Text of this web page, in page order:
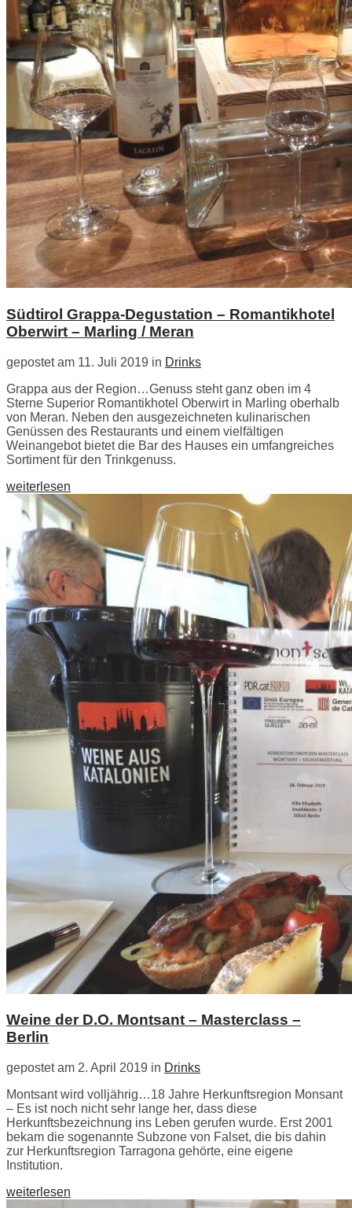
Südtirol Grappa-Degustation – Romantikhotel
Oberwirt – Marling / Meran
gepostet am 11. Juli 2019 in Drinks
Grappa aus der Region…Genuss steht ganz oben im 4
Sterne Superior Romantikhotel Oberwirt in Marling oberhalb
von Meran. Neben den ausgezeichneten kulinarischen
Genüssen des Restaurants und einem vielfältigen
Weinangebot bietet die Bar des Hauses ein umfangreiches
Sortiment für den Trinkgenuss.
weiterlesen
Weine der D.O. Montsant – Masterclass –
Berlin
gepostet am 2. April 2019 in Drinks
Montsant wird volljährig…18 Jahre Herkunftsregion Monsant
– Es ist noch nicht sehr lange her, dass diese
Herkunftsbezeichnung ins Leben gerufen wurde. Erst 2001
bekam die sogenannte Subzone von Falset, die bis dahin
zur Herkunftsregion Tarragona gehörte, eine eigene
Institution.
weiterlesen